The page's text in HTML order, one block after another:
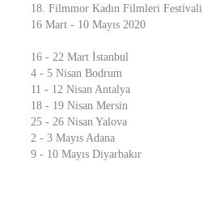
18. Filmmor Kadın Filmleri Festivali
16 Mart - 10 Mayıs 2020
16 - 22 Mart İstanbul
4 - 5 Nisan Bodrum
11 - 12 Nisan Antalya
18 - 19 Nisan Mersin
25 - 26 Nisan Yalova
2 - 3 Mayıs Adana
9 - 10 Mayıs Diyarbakır